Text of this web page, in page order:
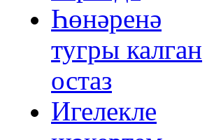
Һөнәренә
тугры калган
остаз
Игелекле